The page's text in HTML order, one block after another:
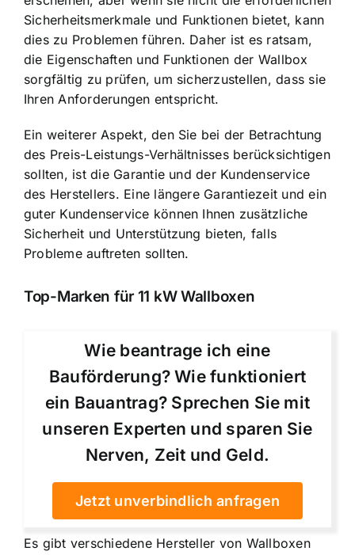
Sicherheitsmerkmale und Funktionen bietet, kann
dies zu Problemen führen. Daher ist es ratsam,
die Eigenschaften und Funktionen der Wallbox
sorgfältig zu prüfen, um sicherzustellen, dass sie
Ihren Anforderungen entspricht.
Ein weiterer Aspekt, den Sie bei der Betrachtung
des Preis-Leistungs-Verhältnisses berücksichtigen
sollten, ist die Garantie und der Kundenservice
des Herstellers. Eine längere Garantiezeit und ein
guter Kundenservice können Ihnen zusätzliche
Sicherheit und Unterstützung bieten, falls
Probleme auftreten sollten.
Top-Marken für 11 kW Wallboxen
Wie beantrage ich eine
Bauförderung? Wie funktioniert
ein Bauantrag? Sprechen Sie mit
unseren Experten und sparen Sie
Nerven, Zeit und Geld.
Jetzt unverbindlich anfragen
Es gibt verschiedene Hersteller von Wallboxen